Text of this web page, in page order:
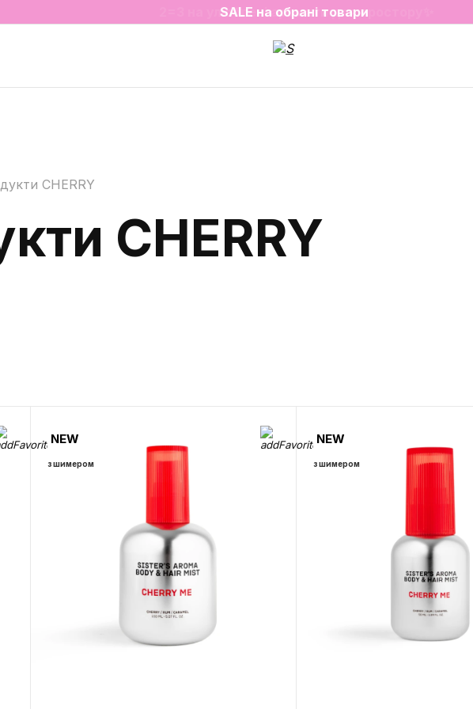
2=3 на улюблені аромати для простору✨
SALE на обрані товари
CHERRY
CHERRY
NEW
з шимером
NEW
з шимером